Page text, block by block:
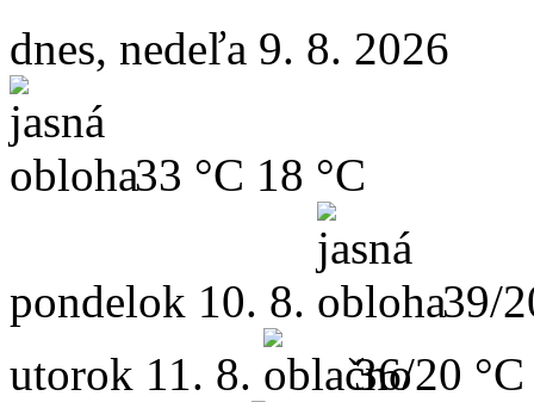
dnes, nedeľa 9. 8. 2026
33 °C 18 °C
pondelok 10. 8.
39/
utorok 11. 8. 36/20 °C